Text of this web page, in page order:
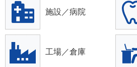
施設／病院
工場／倉庫